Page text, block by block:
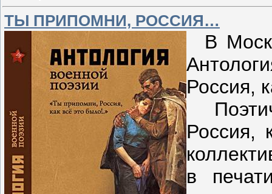
ТЫ ПРИПОМНИ, РОССИЯ…
В
Россия,
Россия,
в